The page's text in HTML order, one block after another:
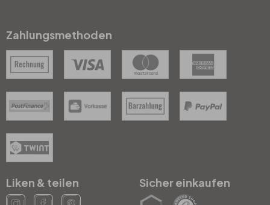
Zahlungsmethoden
Liken & teilen Sicher einkaufen